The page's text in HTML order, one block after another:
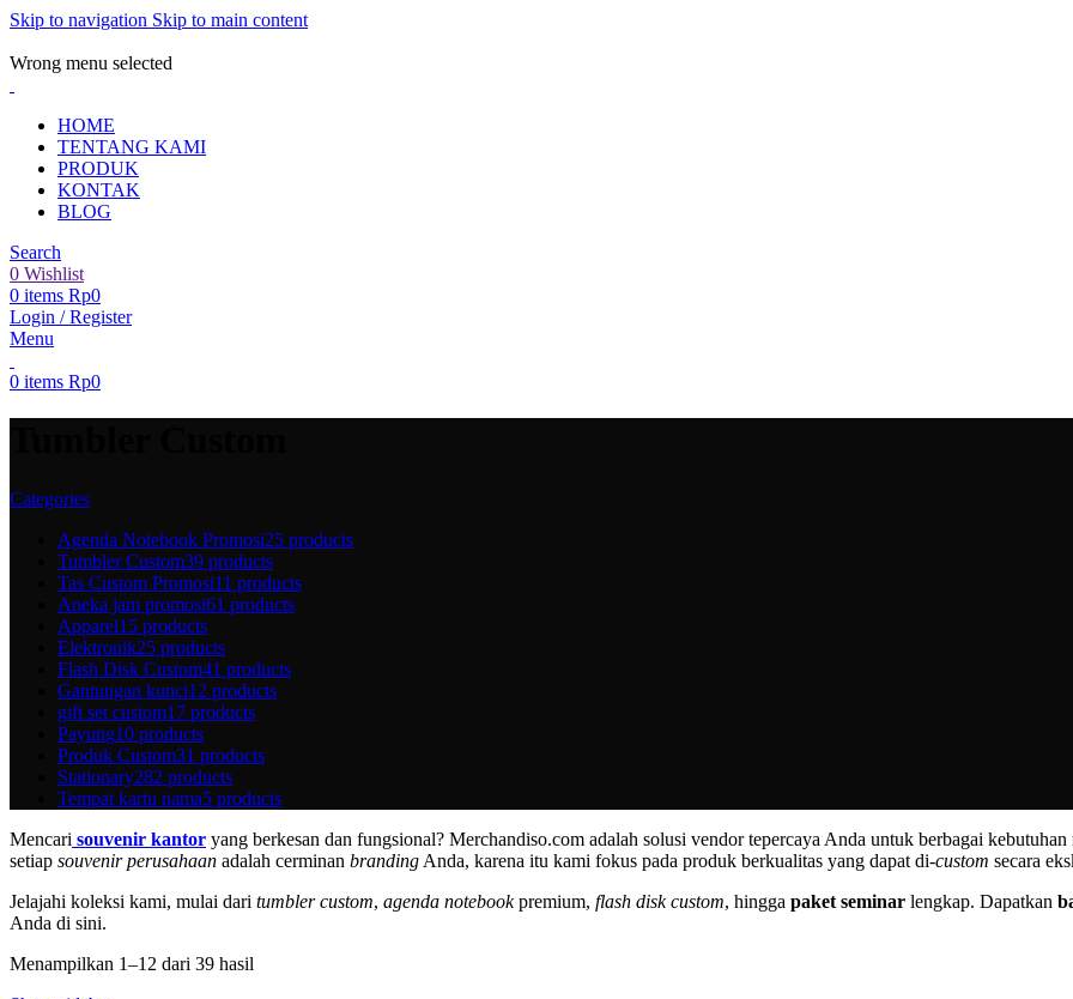
Skip to navigation Skip to main content
Wrong menu selected
HOME
TENTANG KAMI
PRODUK
KONTAK
BLOG
Search
0 Wishlist
0 items Rp0
Login / Register
Menu
0 items Rp0
Categories
Agenda Notebook Promosi25 products
Tumbler Custom39 products
Tas Custom Promosi11 products
Aneka jam promosi61 products
Apparel15 products
Elektronik25 products
Flash Disk Custom41 products
Gantungan kunci12 products
gift set custom17 products
Payung10 products
Produk Custom31 products
Stationary282 products
Tempat kartu nama5 products
Mencari souvenir kantor yang berkesan dan fungsional? Merchandiso.com adalah solusi vendor tepercaya Anda untuk berbagai kebutuhan
setiap souvenir perusahaan adalah cerminan branding Anda, karena itu kami fokus pada produk berkualitas yang dapat di-custom secara
Jelajahi koleksi kami, mulai dari tumbler custom, agenda notebookpremium, flash disk custom, hingga paket seminar lengkap. Dapatkan
Anda di sini.
Menampilkan 1–12 dari 39 hasil